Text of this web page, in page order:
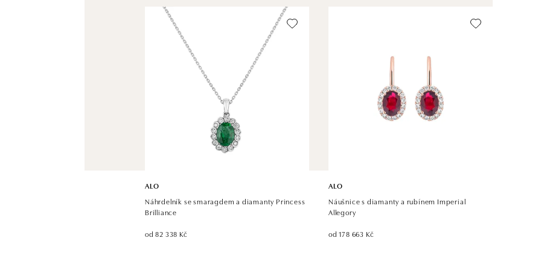
ALO
Náhrdelník se smaragdem a diamanty Princess
Brilliance
od 82 338 Kč
ALO
Náušnice s diamanty a rubínem Imperial
Allegory
od 178 663 Kč